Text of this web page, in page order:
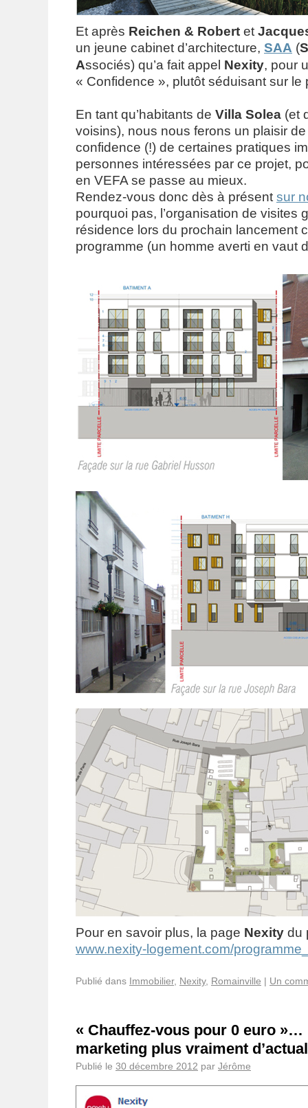
Et après Reichen & Robert et
un jeune cabinet d’architecture, SAA (S
Associés) qu’a fait appel Nexity, pour
« Confidence », plutôt séduisant sur le
En tant qu’habitants de Villa Solea (et
voisins), nous nous ferons un plaisir
confidence (!) de certaines pratiques
personnes intéressées par ce projet,
en VEFA se passe au mieux.
Rendez-vous donc dès à présent sur
pourquoi pas, l’organisation de visites
résidence lors du prochain lancement
programme (un homme averti en vaut
Pour en savoir plus, la page Nexity du
www.nexity-logement.com/
Publié dans Immobilier, Nexity, Romainville | Un
« Chauffez-vous pour 0 euro »…
marketing plus vraiment
Publié le 30 décembre 2012 par Jérôme